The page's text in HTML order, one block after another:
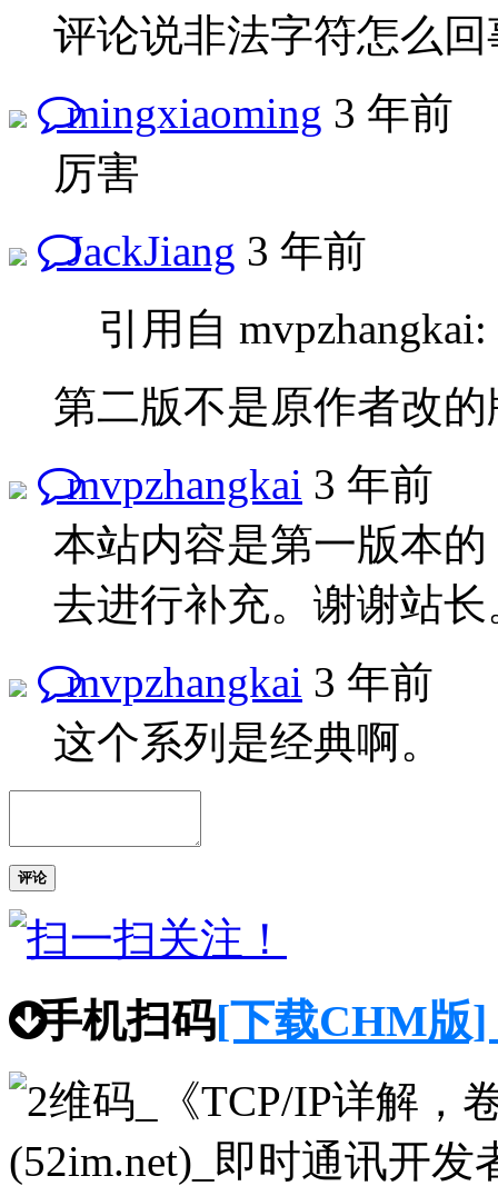
评论说非法字符怎么回
mingxiaoming 3 年前
厉害
JackJiang 3 年前
引用自
第二版不是原作者改的
mvpzhangkai 3 年前
本站内容是第一版本
去进行补充。谢谢站
mvpzhangkai 3 年前
这个系列是经典啊。
评论
手机扫码[下载CHM版]